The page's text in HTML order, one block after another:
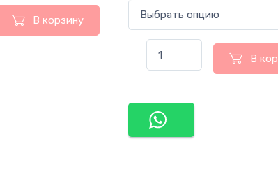
В корзину
В